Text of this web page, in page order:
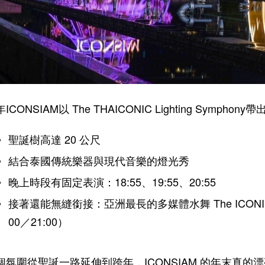
ICONSIAM以 The THAICONIC Lighting Symphony帶
聖誕樹高達 20 公尺
結合泰國傳統樂器與現代音樂的燈光秀
晚上時段有固定表演：18:55、19:55、20:55
接著還能無縫銜接：亞洲最長的多媒體水舞 The
00／21:00）
氛圍從聖誕一路延伸到跨年，ICONSIAM 的年末真的